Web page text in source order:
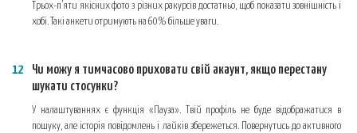
Трьох-п’яти якісних фото з різних ракурсів достатньо, щоб показати зовнішність і
хобі. Такі анкети отримують на 60% більше уваги.
Чи можу я тимчасово приховати свій акаунт, якщо перестану
шукати стосунки?
У налаштуваннях є функція «Пауза». Твій профіль не буде відображатися в
пошуку, але історія повідомлень і лайків збережеться. Повернутись до активного